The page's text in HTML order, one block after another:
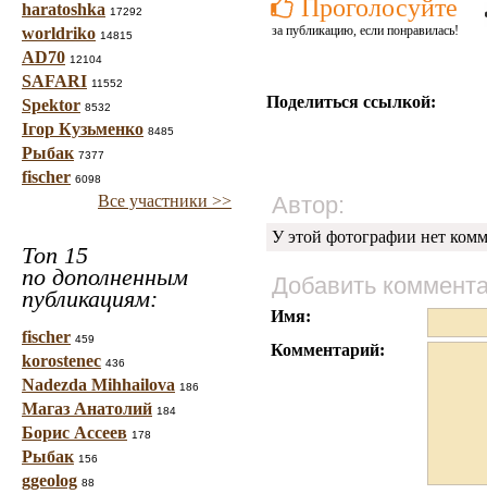
haratoshka 17292
worldriko 14815
AD70 12104
SAFARI 11552
Spektor 8532
Ігор Кузьменко 8485
Рыбак 7377
fischer 6098
Все участники >>
Топ 15
по дополненным
публикациям:
fischer 459
korostenec 436
Nadezda Mihhailova 186
Магаз Анатолий 184
Борис Ассеев 178
Рыбак 156
ggeolog 88
Проголосуйте
за публикацию, если понравилась!
Поделиться ссылкой:
Автор:
У этой фотографии нет
Добавить
Имя:
Комментарий: